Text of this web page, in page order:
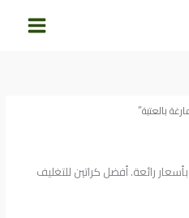
بالعتبة”
رائعة. أفضل كراتين للتغليف